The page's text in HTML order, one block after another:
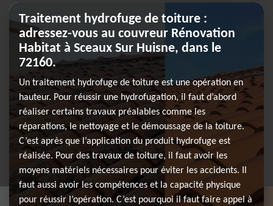
Traitement hydrofuge de toiture :
adressez-vous au couvreur Rénovation
Habitat à Sceaux Sur Huisne, dans le
72160.
Un traitement hydrofuge de toiture est une opération en
hauteur. Pour réussir une hydrofugation, il faut d’abord
réaliser certains travaux préalables comme les
réparations, le nettoyage et le démoussage de la toiture.
C’est après que l’application du produit hydrofuge est
réalisée. Pour des travaux de toiture, il faut avoir les
moyens matériels nécessaires pour éviter les accidents. Il
faut aussi avoir les compétences et la capacité physique
pour réussir l’opération. C’est pourquoi il faut faire appel à